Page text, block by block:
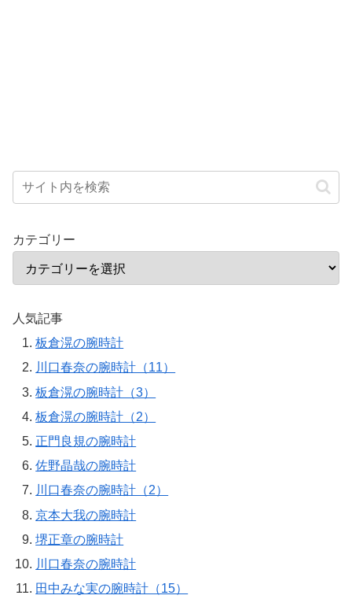
カテゴリー
人気記事
板倉滉の腕時計
川口春奈の腕時計（11）
板倉滉の腕時計（3）
板倉滉の腕時計（2）
正門良規の腕時計
佐野晶哉の腕時計
川口春奈の腕時計（2）
京本大我の腕時計
堺正章の腕時計
川口春奈の腕時計
田中みな実の腕時計（15）